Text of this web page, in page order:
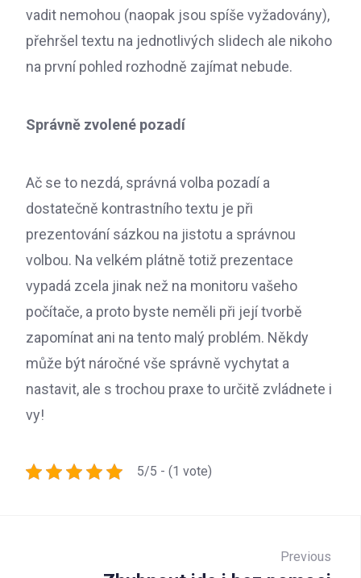
vadit nemohou (naopak jsou spíše vyžadovány),
přehršel textu na jednotlivých slidech ale nikoho
na první pohled rozhodně zajímat nebude.
Správně zvolené pozadí
Ač se to nezdá, správná volba pozadí a
dostatečně kontrastního textu je při
prezentování sázkou na jistotu a správnou
volbou. Na velkém plátně totiž prezentace
vypadá zcela jinak než na monitoru vašeho
počítače, a proto byste neměli při její tvorbě
zapomínat ani na tento malý problém. Někdy
může být náročné vše správně vychytat a
nastavit, ale s trochou praxe to určitě zvládnete i
vy!
5/5 - (1 vote)
Previous